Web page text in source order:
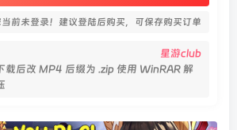
当前未登录！建议登陆后购买，可保存购买订单
星游club
载后改 MP4 后缀为 .zip 使用 WinRAR 解